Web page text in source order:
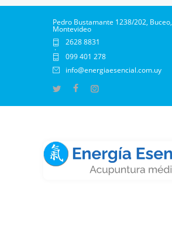
Pedro Bustamante 1238/202, Buceo,
Montevideo
2628 8831
·
099 401 278
info@energiaesencial.com.uy